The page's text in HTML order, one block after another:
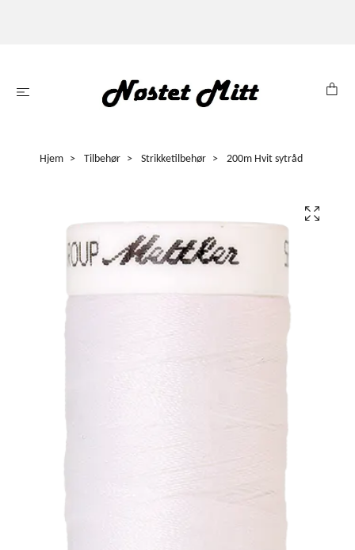
Hjem Tilbehør Strikketilbehør 200m Hvit sytråd